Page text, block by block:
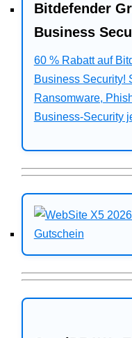
Bitdefender
Business
60 % Rabatt auf
Business Security!
Ransomware,
Business-Security